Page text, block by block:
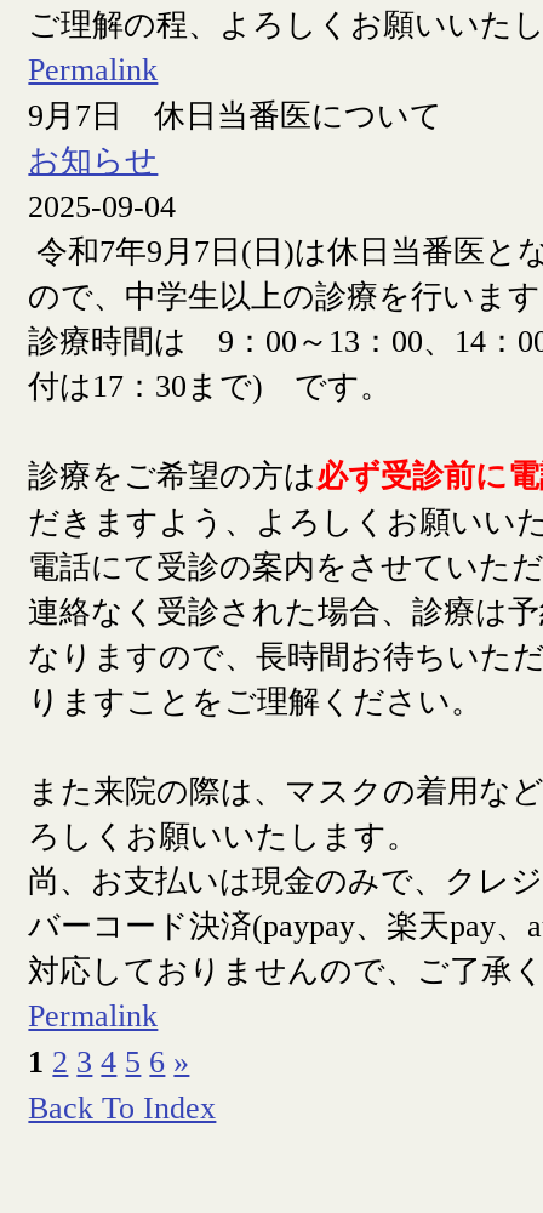
ご理解の程、よろしくお願いいた
Permalink
9月7日 休日当番医について
お知らせ
2025-09-04
令和7年9月7日(日)は休日当番医と
ので、中学生以上の診療を行います
診療時間は 9：00～13：00、14：
付は17：30まで) です。
診療をご希望の方は必ず受診前に
だきますよう、よろしくお願いい
電話にて受診の案内をさせていた
連絡なく受診された場合、診療は
なりますので、長時間お待ちいた
りますことをご理解ください。
また来院の際は、マスクの着用な
ろしくお願いいたします。
尚、お支払いは現金のみで、クレ
バーコード決済(paypay、楽天pay、
対応しておりませんので、ご了承
Permalink
1 2 3 4 5 6 »
Back To Index